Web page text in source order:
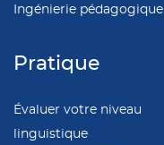
Ingénierie pédagogique
Pratique
Évaluer votre niveau
linguistique